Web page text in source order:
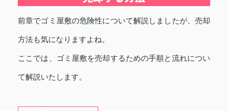
前章でゴミ屋敷の危険性について解説しましたが、売却
方法も気になりますよね。
ここでは、ゴミ屋敷を売却するための手順と流れについ
て解説いたします。